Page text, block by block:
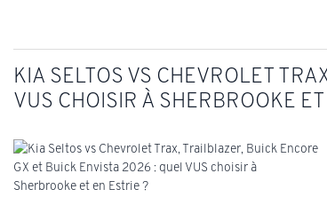
KIA SELTOS VS CHEVROLET
VUS CHOISIR À SHERBROOKE